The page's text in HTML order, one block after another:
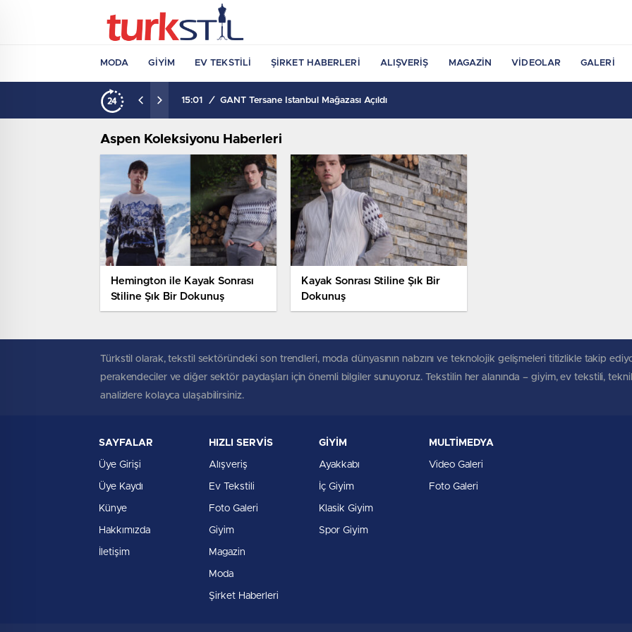
MODA GIYIM EV TEKSTILI ŞIRKET HABERLERI ALIŞVERIŞ MAGAZIN VIDEOLAR GALERI
15:01 / GANT Tersane İstanbul Mağazası Açıldı
Aspen Koleksiyonu Haberleri
Hemington ile Kayak Sonrası
Stiline Şık Bir Dokunuş
Kayak Sonrası Stiline Şık Bir
Dokunuş
Türkstil olarak, tekstil sektöründeki son trendleri, moda dünyasının nabzını ve teknolojik gelişmeleri titizlikle takip
perakendeciler ve diğer sektör paydaşları için önemli bilgiler sunuyoruz. Tekstilin her alanında – giyim, ev tekstili,
analizlere kolayca ulaşabilirsiniz.
SAYFALAR
Üye Girişi
Üye Kaydı
Künye
Hakkımızda
İletişim
HIZLI SERVİS
Alışveriş
Ev Tekstili
Foto Galeri
Giyim
Magazin
Moda
Şirket Haberleri
GİYİM
Ayakkabı
İç Giyim
Klasik Giyim
Spor Giyim
MULTİMEDYA
Video Galeri
Foto Galeri